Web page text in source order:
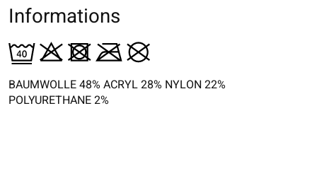
Informations
BAUMWOLLE 48% ACRYL 28% NYLON 22%
POLYURETHANE 2%